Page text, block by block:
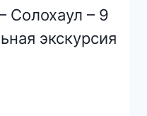
Солохаул – 9
экскурсия